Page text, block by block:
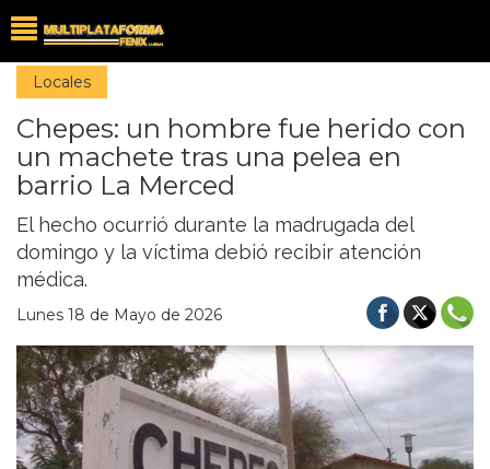
Locales
Chepes: un hombre fue herido con
un machete tras una pelea en
barrio La Merced
El hecho ocurrió durante la madrugada del
domingo y la víctima debió recibir atención
médica.
Lunes 18 de Mayo de 2026